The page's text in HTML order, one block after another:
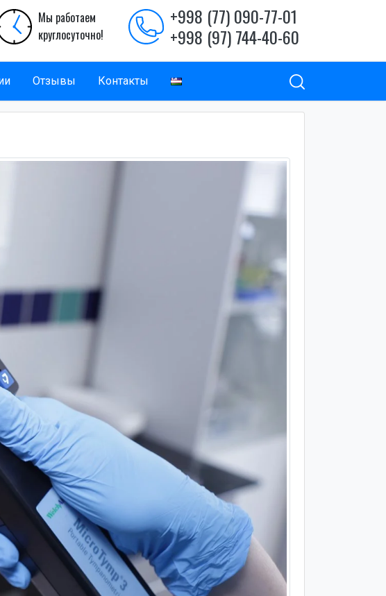
Мы работаем
круглосуточно!
+998 (77) 090-77-01
+998 (97) 744-40-60
Отзывы Контакты